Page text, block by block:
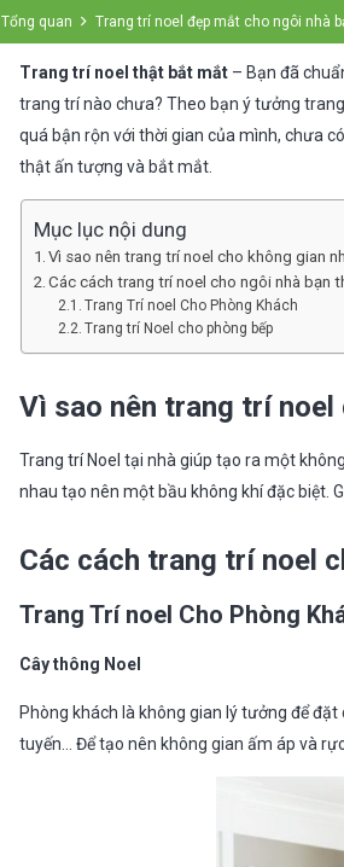
Tổng quan Trang trí noel đẹp mắt cho ngôi nhà
Trang trí noel thật bắt mắt – Bạn đã
trang trí nào chưa? Theo bạn ý tưởng
quá bận rộn với thời gian của mình, chưa
thật ấn tượng và bắt mắt.
Mục lục nội dung
Vì sao nên trang trí noel cho không gian
Các cách trang trí noel cho ngôi nhà bạn
Trang Trí noel Cho Phòng Khách
Trang trí Noel cho phòng bếp
Vì sao nên trang trí noel
Trang trí Noel tại nhà giúp tạo ra một
nhau tạo nên một bầu không khí đặc biệt.
Các cách trang trí noel
Trang Trí noel Cho Phòng
Cây thông Noel
Phòng khách là không gian lý tưởng để
tuyến… Để tạo nên không gian ấm áp và